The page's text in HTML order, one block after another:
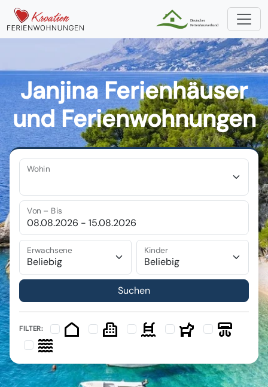
Janjina Ferienhäuser
und Ferienwohnungen
Wohin
Von – Bis
Erwachsene Kinder
FILTER: